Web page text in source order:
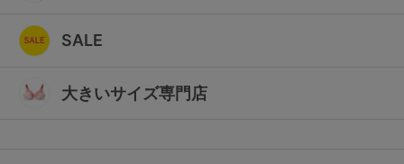
SALE
大きいサイズ専門店